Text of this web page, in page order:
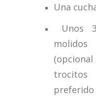
Una
Unos
preferido